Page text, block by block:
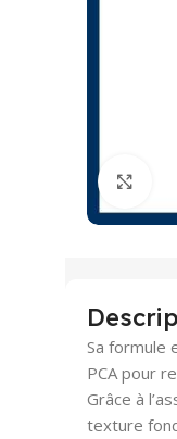
Sa formule
PCA pour
Grâce à
texture